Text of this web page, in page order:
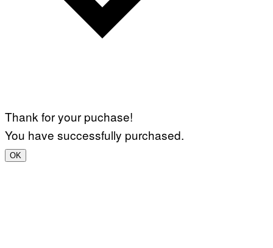
Thank for your puchase!
You have successfully purchased.
OK